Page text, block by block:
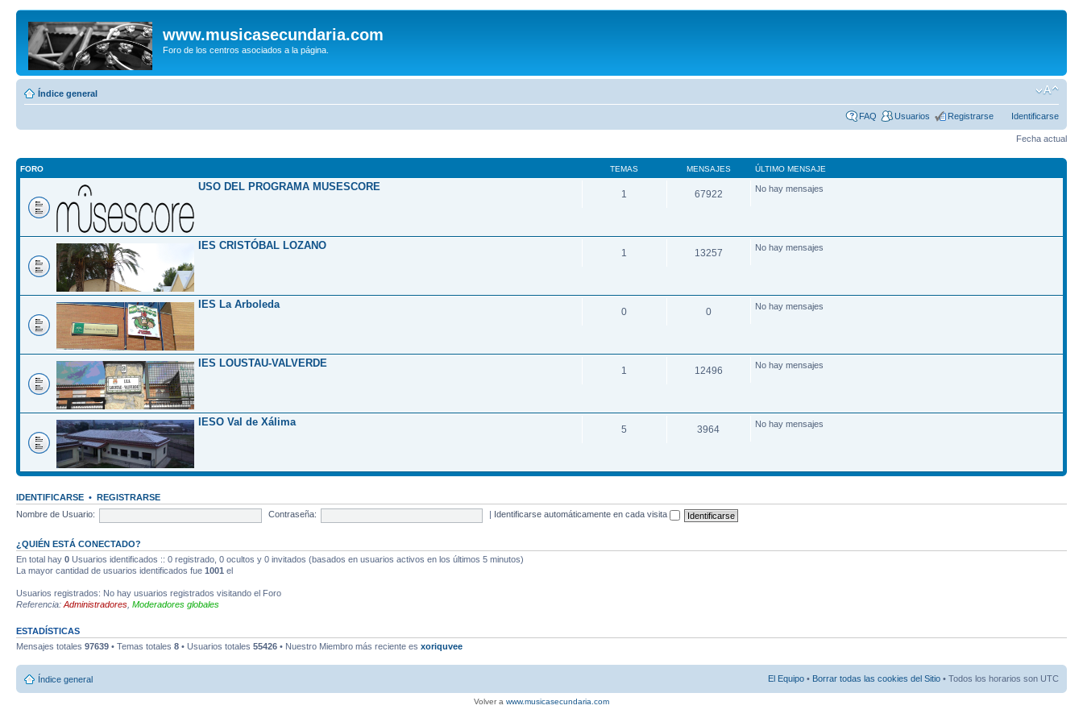
www.musicasecundaria.com
Foro de los centros asociados a la página.
Índice general
FAQ Usuarios Registrarse Identificarse
Fecha actual
FORO TEMAS MENSAJES ÚLTIMO MENSAJE
USO DEL PROGRAMA MUSESCORE
1 67922 No hay mensajes
IES CRISTÓBAL LOZANO
1 13257 No hay mensajes
IES La Arboleda
0 0 No hay mensajes
IES LOUSTAU-VALVERDE
1 12496 No hay mensajes
IESO Val de Xálima
5 3964 No hay mensajes
IDENTIFICARSE • REGISTRARSE
Nombre de Usuario:
Contraseña: Identificarse automáticamente en cada visita
¿QUIÉN ESTÁ CONECTADO?
En total hay 0 Usuarios identificados :: 0 registrado, 0 ocultos y 0 invitados (basados en usuarios activos en los últimos 5 minutos)
La mayor cantidad de usuarios identificados fue 1001 el
Usuarios registrados: No hay usuarios registrados visitando el Foro
Referencia: Administradores Moderadores globales
ESTADÍSTICAS
Mensajes totales 97639 • Temas totales 8 • Usuarios totales 55426 • Nuestro Miembro más reciente es xoriquvee
Índice general El Equipo • Borrar todas las cookies del Sitio • Todos los horarios son UTC
Volver a www.musicasecundaria.com